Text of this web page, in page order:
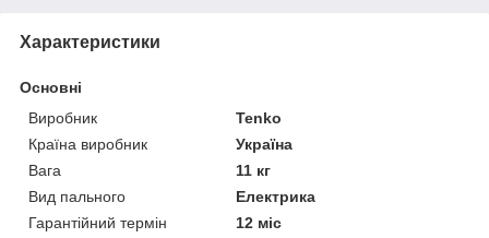
Характеристики
Основні
Виробник
Tenko
Країна виробник
Україна
Вага
11 кг
Вид пального
Електрика
Гарантійний термін
12 міс